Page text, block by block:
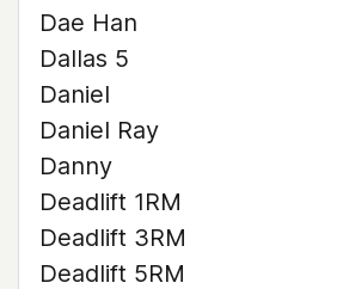
Dae Han
Dallas 5
Daniel
Daniel Ray
Danny
Deadlift 1RM
Deadlift 3RM
Deadlift 5RM